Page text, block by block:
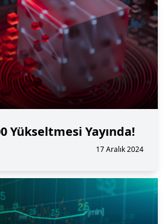
Yükseltmesi Yayında!
17 Aralık 2024